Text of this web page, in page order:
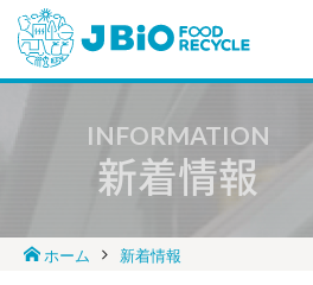
INFORMATION
新着情報
ホーム 新着情報